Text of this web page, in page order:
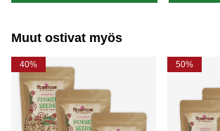
Muut ostivat myös
40% 50%